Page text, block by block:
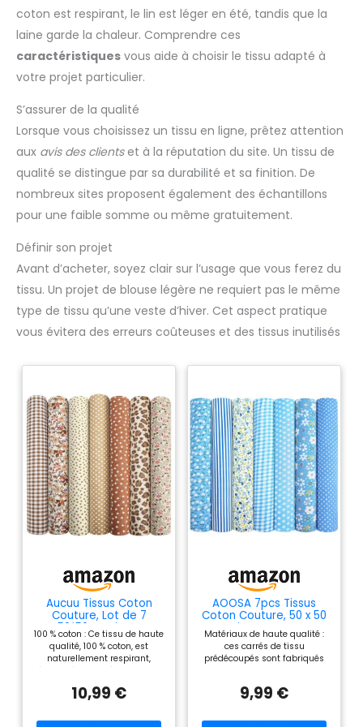
coton est respirant, le lin est léger en été, tandis que la
laine garde la chaleur. Comprendre ces
caractéristiques vous aide à choisir le tissu adapté à
votre projet particulier.
S’assurer de la qualité
Lorsque vous choisissez un tissu en ligne, prêtez attention
aux avis des clientset à la réputation du site. Un tissu de
qualité se distingue par sa durabilité et sa finition. De
nombreux sites proposent également des échantillons
pour une faible somme ou même gratuitement.
Définir son projet
Avant d’acheter, soyez clair sur l’usage que vous ferez du
tissu. Un projet de blouse légère ne requiert pas le même
type de tissu qu’une veste d’hiver. Cet aspect pratique
vous évitera des erreurs coûteuses et des tissus inutilisés
Aucuu Tissus Coton
Couture, Lot de 7
50*50cm Tissus
Imprimés, 100% Coton
Tissu pour Patchwork,
pour Passionnés de
Enfants, Poupées DIY,
Coutures, Vêtements,
100 % coton : Ce tissu de haute
qualité, 100 % coton, est
naturellement respirant,
évacue l'humidité et doux au
machine et infroissable, il est
de bricolage. Tissu polyvalent :
10,99 €
AOOSA 7pcs Tissus
Coton Couture, 50 x 50
cm Tissus En Coton,
Bleues
Matériaux de haute qualité :
ces carrés de tissu
prédécoupés sont fabriqués
pelucheux. Doux et
coton sont durables et
9,99 €